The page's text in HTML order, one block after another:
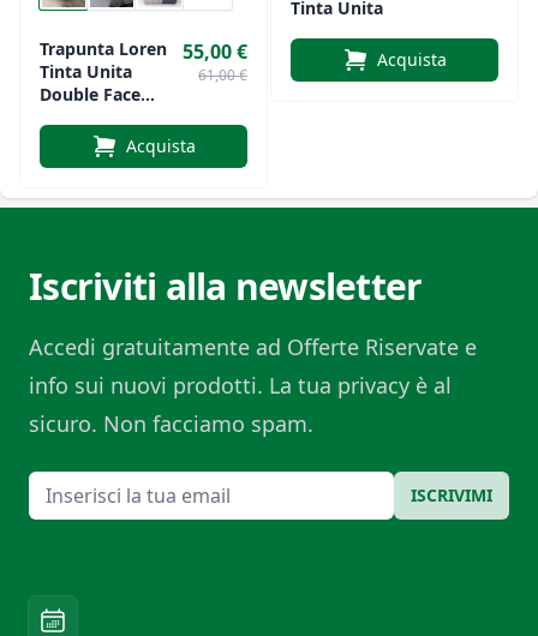
Trapunta Loren
Tinta Unita
Double Face
55,00 €
61,00 €
Acquista
Tinta Unita
Acquista
Iscriviti alla newsletter
Accedi gratuitamente ad Offerte Riservate e
info sui nuovi prodotti. La tua privacy è al
sicuro. Non facciamo spam.
Email ISCRIVIMI